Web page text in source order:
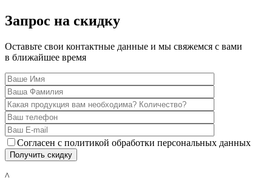
Запрос на скидку
Оставьте свои контактные данные и мы свяжемся с вами
в ближайшее время
Согласен с политикой обработки персональных данных
^